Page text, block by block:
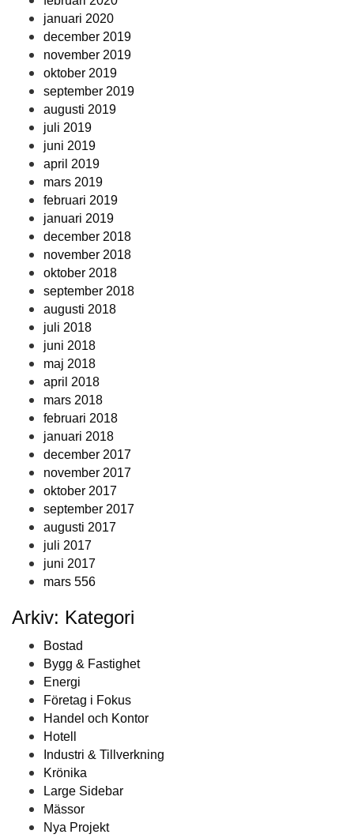
januari 2020
december 2019
november 2019
oktober 2019
september 2019
augusti 2019
juli 2019
juni 2019
april 2019
mars 2019
februari 2019
januari 2019
december 2018
november 2018
oktober 2018
september 2018
augusti 2018
juli 2018
juni 2018
maj 2018
april 2018
mars 2018
februari 2018
januari 2018
december 2017
november 2017
oktober 2017
september 2017
augusti 2017
juli 2017
juni 2017
mars 556
Arkiv: Kategori
Bostad
Bygg & Fastighet
Energi
Företag i Fokus
Handel och Kontor
Hotell
Industri & Tillverkning
Krönika
Large Sidebar
Mässor
Nya Projekt